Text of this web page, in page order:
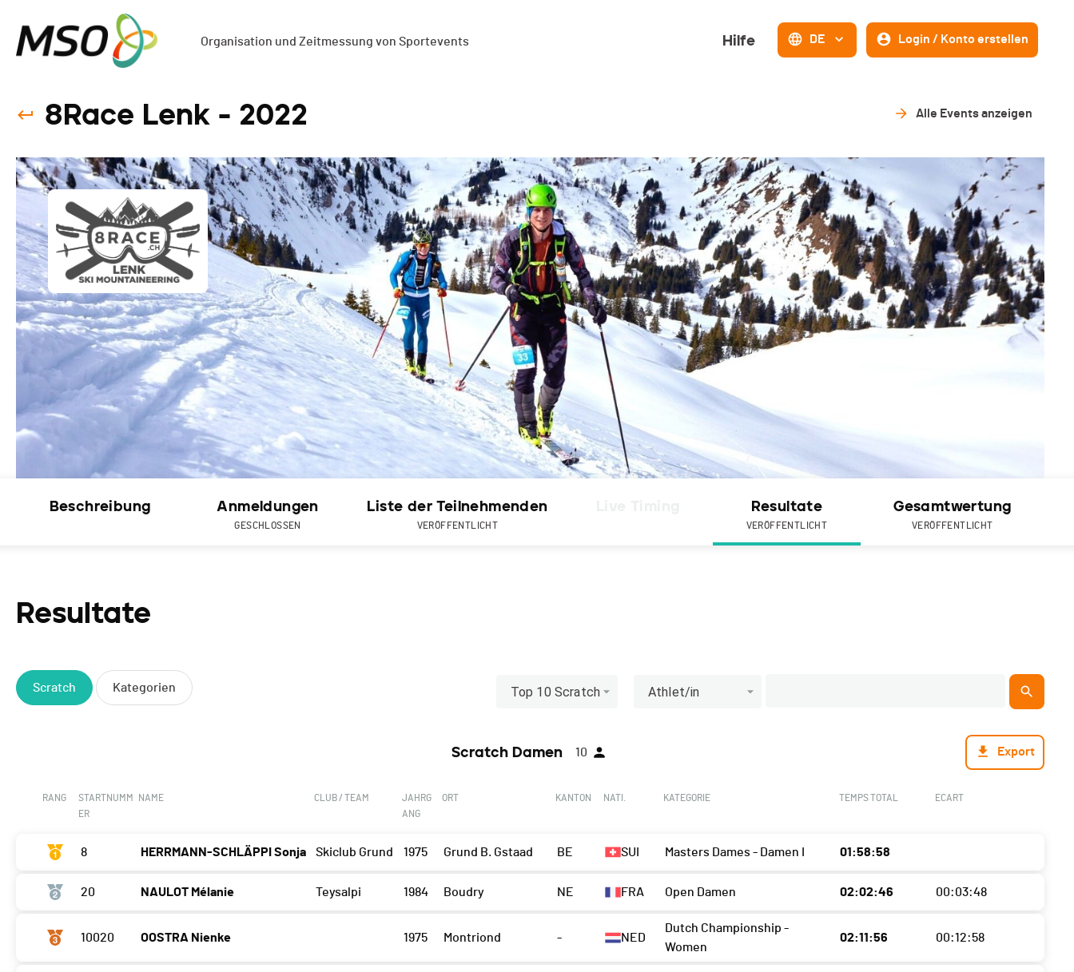
Organisation und Zeitmessung von Sportevents Hilfe DE Login / Konto erstellen
8Race Lenk - 2022 Alle Events anzeigen
Beschreibung Anmeldungen
GESCHLOSSEN
Liste der Teilnehmenden
VERÖFFENTLICHT
Resultate
VERÖFFENTLICHT
Gesamtwertung
VERÖFFENTLICHT
Resultate
Scratch Kategorien Top 10 Scratch Athlet/in
Scratch Damen 10 Export
RANG
STARTNUMM
ER
NAME CLUB / TEAM
JAHRG
ANG
ORT KANTON NATI. KATEGORIE TEMPS TOTAL ECART
8 HERRMANN-SCHLÄPPI Sonja Skiclub Grund 1975 Grund B. Gstaad BE SUI Masters Dames - Damen I 01:58:58
20 NAULOT Mélanie Teysalpi 1984 Boudry NE FRA Open Damen 02:02:46 00:03:48
10020 OOSTRA Nienke 1975 Montriond - NED
Dutch Championship -
Women
02:11:56 00:12:58